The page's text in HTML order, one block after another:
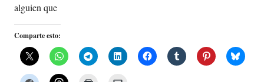
alguien que
Comparte esto: